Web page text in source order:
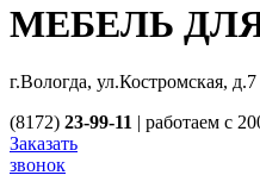
МЕБЕЛЬ
г.Вологда, ул.Костромская, д.7
(8172) 23-99-11 | работаем с
Заказать
звонок